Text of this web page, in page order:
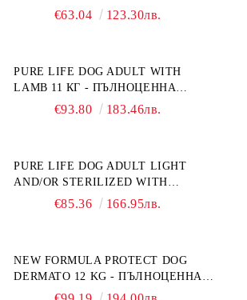
ЗА ПОРАСНАЛИ КУЧЕТА ОТ
ГЛУТЕН. ПРОИЗВЕДЕНА ВЪВ
ФРАНЦИЯ.
€63.04 123.30лв.
PURE LIFE DOG ADULT WITH
LAMB 11 КГ - ПЪЛНОЦЕННА
ХРАНА ЗА ПОРАСНАЛИ КУЧЕТА С
НАД 1 ГОДИНА. БЕЗ ЗЪРНО, БЕЗ
ГЛУТЕН. ПРОИЗВЕДЕНА ВЪВ
ФРАНЦИЯ.
€93.80 183.46лв.
PURE LIFE DOG ADULT LIGHT
AND/OR STERILIZED WITH
CHICKEN 12 КГ - ПЪЛНОЦЕННА
КАСТРИРАНИ КУЧЕТА ОТ ВСИЧКИ
ПОРОДИ НА ВЪЗРАСТ НАД 1
ГОДИНА, С ПИЛЕ. БЕЗ ЗЪРНО, БЕЗ
€85.36 166.95лв.
NEW FORMULA PROTECT DOG
DERMATO 12 KG - ПЪЛНОЦЕННА
ДИЕТИЧНА ХРАНА ЗА КУЧЕТА